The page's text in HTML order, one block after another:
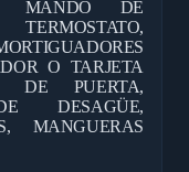
MANDO DE
O TARJETA
DE PUERTA,
DESAGÜE,
MANGUERAS